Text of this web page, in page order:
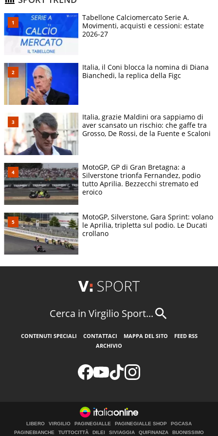
Tabellone Calciomercato Serie A.
Movimenti, acquisti e cessioni: estate
2026-27
Italia, il Coni blocca la nomina di Diana
Bianchedi, la replica della Figc
Italia, grazie Maldini ora sappiamo di
aver scansato un rischio: che gaffe tra
Grosso, De Rossi, de la Fuente e Scaloni
MotoGP, GP di Gran Bretagna: a
Silverstone trionfa Fernandez, podio
tutto Aprilia. Bezzecchi stremato ed
eroico
MotoGP, Silverstone, Gara Sprint: volano
le Aprilia, tripletta sul podio. Le Ducati
crollano
Cerca in Virgilio Sport...
CONTENUTI SPECIALI CONTATTACI MAPPA DEL SITO
FEED RSS
ARCHIVIO
LIBERO VIRGILIO PAGINEGIALLE PAGINEGIALLE SHOP
PGCASA
PAGINEBIANCHE
TUTTOCITTÀ DILEI SIVIAGGIA QUIFINANZA BUONISSIMO